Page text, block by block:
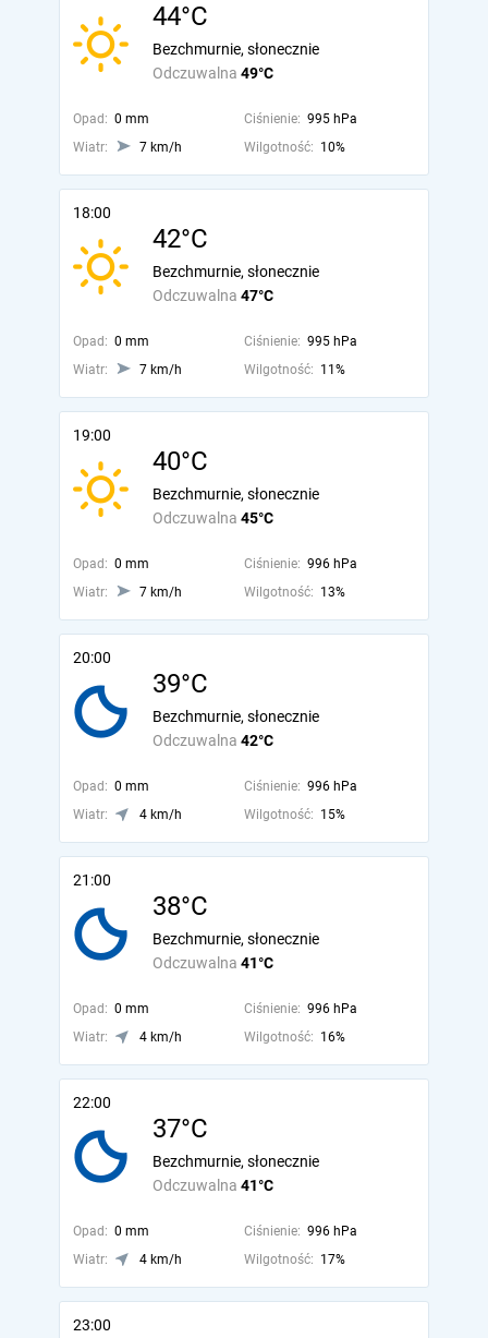
44°C
Odczuwalna 49°C
Bezchmurnie, słonecznie
Opad: 0 mm Ciśnienie: 995 hPa
Wiatr:
7 km/h Wilgotność: 10%
18:00
42°C
Odczuwalna 47°C
Bezchmurnie, słonecznie
Opad: 0 mm Ciśnienie: 995 hPa
Wiatr:
7 km/h Wilgotność: 11%
19:00
40°C
Odczuwalna 45°C
Bezchmurnie, słonecznie
Opad: 0 mm Ciśnienie: 996 hPa
Wiatr:
7 km/h Wilgotność: 13%
20:00
39°C
Odczuwalna 42°C
Bezchmurnie, słonecznie
Opad: 0 mm Ciśnienie: 996 hPa
Wiatr:
4 km/h Wilgotność: 15%
21:00
38°C
Odczuwalna 41°C
Bezchmurnie, słonecznie
Opad: 0 mm Ciśnienie: 996 hPa
Wiatr:
4 km/h Wilgotność: 16%
22:00
37°C
Odczuwalna 41°C
Bezchmurnie, słonecznie
Opad: 0 mm Ciśnienie: 996 hPa
Wiatr:
4 km/h Wilgotność: 17%
23:00